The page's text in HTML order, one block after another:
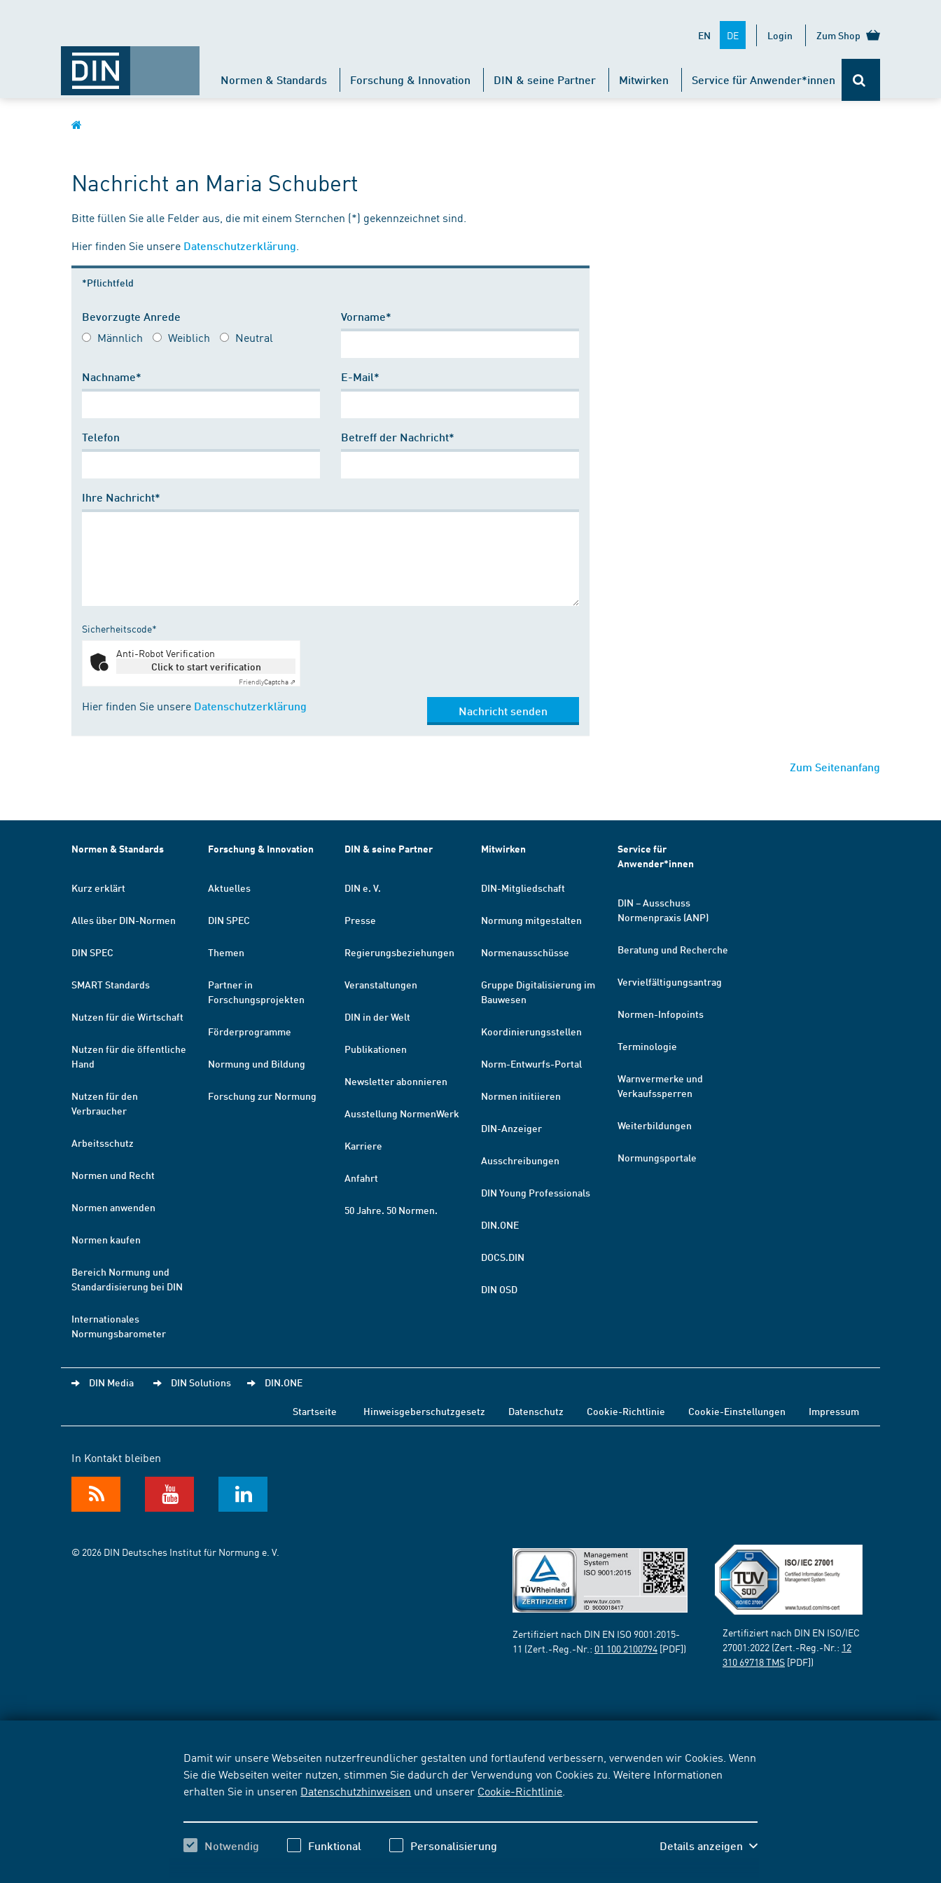
Damit wir unsere Webseiten nutzerfreundlicher gestalten und fortlaufend verbessern, verwenden wir Cookies. Wenn
Sie die Webseiten weiter nutzen, stimmen Sie dadurch der Verwendung von Cookies zu. Weitere Informationen
erhalten Sie in unseren Datenschutzhinweisen und unserer Cookie-Richtlinie
Notwendig Funktional Personalisierung Details anzeigen
EN DE Login Zum Shop
Normen & Standards Forschung & Innovation DIN & seine Partner Mitwirken Service für Anwender*innen
Nachricht an Maria Schubert
Bitte füllen Sie alle Felder aus, die mit einem Sternchen (*) gekennzeichnet sind.
Hier finden Sie unsere Datenschutzerklärung
*Pflichtfeld
Bevorzugte Anrede
Männlich Weiblich Neutral
Vorname*
Nachname* E-Mail*
Telefon Betreff der Nachricht*
Ihre Nachricht*
Sicherheitscode*
Anti-Robot Verification
Click to start verification
FriendlyCaptcha ⇗
Hier finden Sie unsere Datenschutzerklärung Nachricht senden
Zum Seitenanfang
Normen & Standards
Kurz erklärt
Alles über DIN-Normen
DIN SPEC
SMART Standards
Nutzen für die Wirtschaft
Nutzen für die öffentliche
Hand
Nutzen für den
Verbraucher
Arbeitsschutz
Normen und Recht
Normen anwenden
Normen kaufen
Bereich Normung und
Standardisierung bei DIN
Internationales
Normungsbarometer
Forschung & Innovation
Aktuelles
DIN SPEC
Themen
Partner in
Forschungsprojekten
Förderprogramme
Normung und Bildung
Forschung zur Normung
DIN & seine Partner
DIN e. V.
Presse
Regierungsbeziehungen
Veranstaltungen
DIN in der Welt
Publikationen
Newsletter abonnieren
Ausstellung NormenWerk
Karriere
Anfahrt
50 Jahre. 50 Normen.
Mitwirken
DIN-Mitgliedschaft
Normung mitgestalten
Normenausschüsse
Gruppe Digitalisierung im
Bauwesen
Koordinierungsstellen
Norm-Entwurfs-Portal
Normen initiieren
DIN-Anzeiger
Ausschreibungen
DIN Young Professionals
DIN.ONE
DOCS.DIN
DIN OSD
Service für
Anwender*innen
DIN – Ausschuss
Normenpraxis (ANP)
Beratung und Recherche
Vervielfältigungsantrag
Normen-Infopoints
Terminologie
Warnvermerke und
Verkaufssperren
Weiterbildungen
Normungsportale
DIN Media DIN Solutions DIN.ONE
Startseite Hinweisgeberschutzgesetz Datenschutz Cookie-Richtlinie Cookie-Einstellungen Impressum
In Kontakt bleiben
© 2026 DIN Deutsches Institut für Normung e. V.
Zertifiziert nach DIN EN ISO 9001:2015-
11 (Zert.-Reg.-Nr.: 01 100 2100794 [PDF])
Zertifiziert nach DIN EN ISO/IEC
27001:2022 (Zert.-Reg.-Nr.: 12
310 69718 TMS [PDF])